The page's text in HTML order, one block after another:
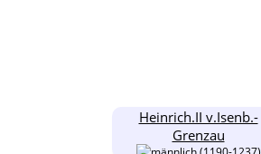
Heinrich.II v.Isenb.-
Grenzau